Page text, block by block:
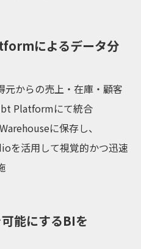
によるデータ分
元からの売上・在庫・顧客
Platformにて統合
に保存し、
を活用して視覚的かつ迅速
能にするBIを